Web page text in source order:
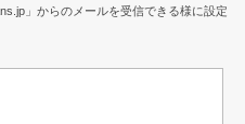
」からのメールを受信できる様に設定